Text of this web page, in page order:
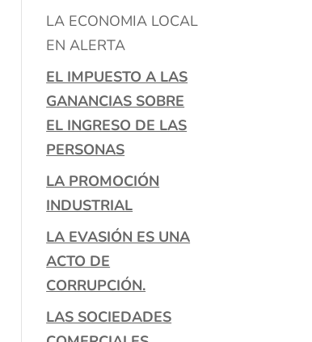
LA ECONOMIA LOCAL
EN ALERTA
EL IMPUESTO A LAS
GANANCIAS SOBRE
EL INGRESO DE LAS
PERSONAS
LA PROMOCIÓN
INDUSTRIAL
LA EVASIÓN ES UNA
ACTO DE
CORRUPCIÓN.
LAS SOCIEDADES